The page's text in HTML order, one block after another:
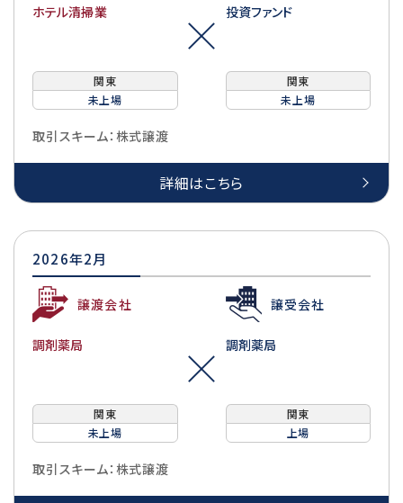
ホテル清掃業
関東
未上場
投資ファンド
関東
未上場
取引スキーム：株式譲渡
詳細はこちら
2026年2月
譲渡会社
調剤薬局
関東
未上場
譲受会社
調剤薬局
関東
上場
取引スキーム：株式譲渡